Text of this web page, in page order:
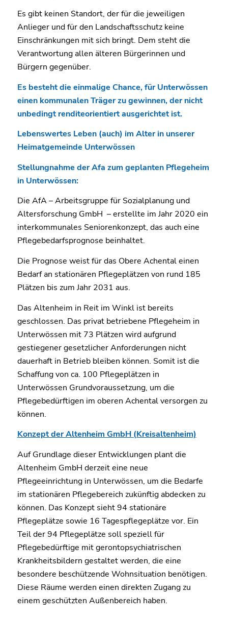
Es gibt keinen Standort, der für die jeweiligen
Anlieger und für den Landschaftsschutz keine
Einschränkungen mit sich bringt. Dem steht die
Verantwortung allen älteren Bürgerinnen und
Bürgern gegenüber.
Es besteht die einmalige Chance, für Unterwössen
einen kommunalen Träger zu gewinnen, der nicht
unbedingt renditeorientiert ausgerichtet ist.
Lebenswertes Leben (auch) im Alter in unserer
Heimatgemeinde Unterwössen
Stellungnahme der Afa zum geplanten Pflegeheim
in Unterwössen:
Die AfA – Arbeitsgruppe für Sozialplanung und
Altersforschung GmbH – erstellte im Jahr 2020 ein
interkommunales Seniorenkonzept, das auch eine
Pflegebedarfsprognose beinhaltet.
Die Prognose weist für das Obere Achental einen
Bedarf an stationären Pflegeplätzen von rund 185
Plätzen bis zum Jahr 2031 aus.
Das Altenheim in Reit im Winkl ist bereits
geschlossen. Das privat betriebene Pflegeheim in
Unterwössen mit 73 Plätzen wird aufgrund
gestiegener gesetzlicher Anforderungen nicht
dauerhaft in Betrieb bleiben können. Somit ist die
Schaffung von ca. 100 Pflegeplätzen in
Unterwössen Grundvoraussetzung, um die
Pflegebedürftigen im oberen Achental versorgen zu
können.
Konzept der Altenheim GmbH (Kreisaltenheim)
Auf Grundlage dieser Entwicklungen plant die
Altenheim GmbH derzeit eine neue
Pflegeeinrichtung in Unterwössen, um die Bedarfe
im stationären Pflegebereich zukünftig abdecken zu
können. Das Konzept sieht 94 stationäre
Pflegeplätze sowie 16 Tagespflegeplätze vor. Ein
Teil der 94 Pflegeplätze soll speziell für
Pflegebedürftige mit gerontopsychiatrischen
Krankheitsbildern gestaltet werden, die eine
besondere beschützende Wohnsituation benötigen.
Diese Räume werden einen direkten Zugang zu
einem geschützten Außenbereich haben.